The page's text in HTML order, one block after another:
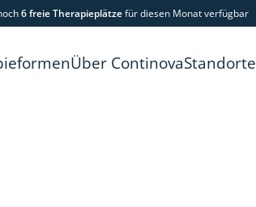
6 freie Therapieplätzefür diesen Monat verfügbar
Über ContinovaStandorte